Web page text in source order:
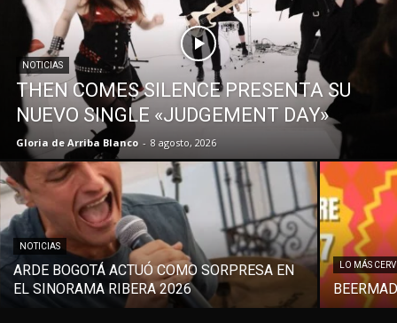
NOTICIAS
THEN COMES SILENCE PRESENTA SU
NUEVO SINGLE «JUDGEMENT DAY»
Gloria de Arriba Blanco - 8 agosto, 2026
NOTICIAS
ARDE BOGOTÁ ACTUÓ COMO SORPRESA EN
EL SINORAMA RIBERA 2026
LO MÁS